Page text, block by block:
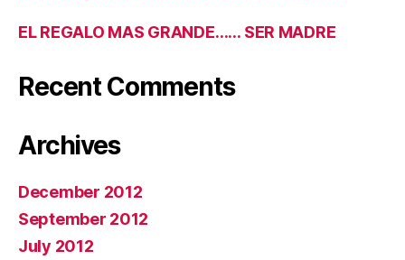
EL REGALO MAS GRANDE…… SER MADRE
Recent Comments
Archives
December 2012
September 2012
July 2012